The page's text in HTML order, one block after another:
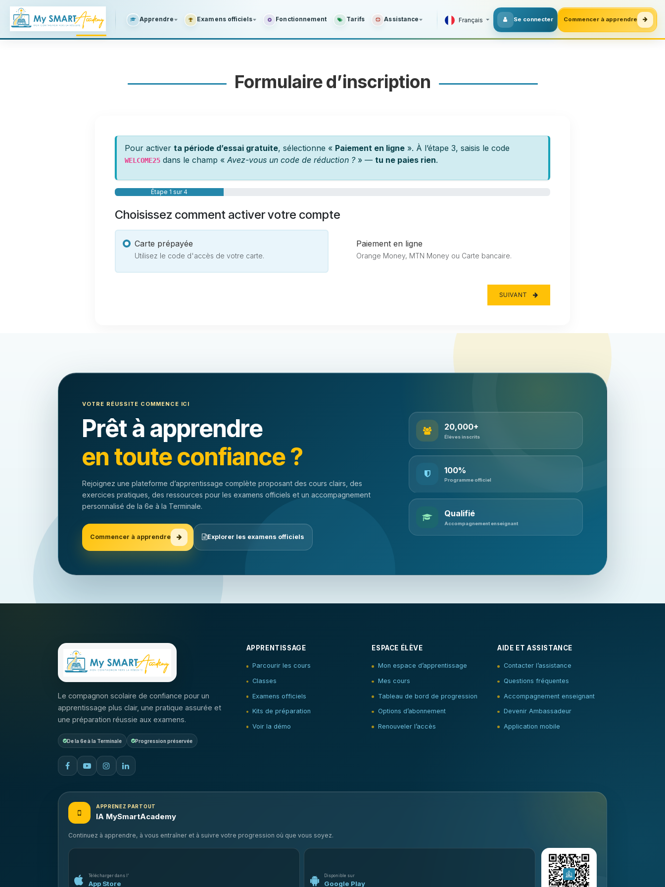
Apprendre Examens officiels Fonctionnement Tarifs Assistance Français Se connecter Commencer à apprendre
Formulaire d’inscription
Pour activer ta période d’essai gratuite, sélectionne « Paiement en ligne ». À l’étape 3, saisis le code
WELCOME25 dans le champ « Avez-vous un code de réduction ? » — tu ne paies rien.
Étape 1 sur 4
Choisissez comment activer votre compte
Carte prépayée
Utilisez le code d'accès de votre carte.
Paiement en ligne
Orange Money, MTN Money ou Carte bancaire.
SUIVANT
VOTRE RÉUSSITE COMMENCE ICI
Prêt à apprendre
en toute confiance ?
Rejoignez une plateforme d’apprentissage complète proposant des cours clairs, des
exercices pratiques, des ressources pour les examens officiels et un accompagnement
personnalisé de la 6e à la Terminale.
Commencer à apprendre Explorer les examens officiels
20,000+
Élèves inscrits
100%
Programme officiel
Qualifié
Accompagnement enseignant
Le compagnon scolaire de confiance pour un
apprentissage plus clair, une pratique assurée et
une préparation réussie aux examens.
De la 6e à la Terminale Progression préservée
APPRENTISSAGE
Parcourir les cours
Classes
Examens officiels
Kits de préparation
Voir la démo
ESPACE ÉLÈVE
Mon espace d’apprentissage
Mes cours
Tableau de bord de progression
Options d’abonnement
Renouveler l’accès
AIDE ET ASSISTANCE
Contacter l’assistance
Questions fréquentes
Accompagnement enseignant
Devenir Ambassadeur
Application mobile
APPRENEZ PARTOUT
IA MySmartAcademy
Continuez à apprendre, à vous entraîner et à suivre votre progression où que vous soyez.
Télécharger dans l’
App Store
Disponible sur
Google Play